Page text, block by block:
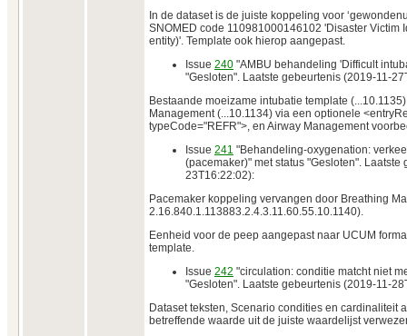
In de dataset is de juiste koppeling voor
SNOMED code 110981000146102 'Disaster Victim
entity)'. Template ook hierop aangepast.
Issue 240 "AMBU behandeling 'Difficult
"Gesloten". Laatste gebeurtenis (2019-11-
Bestaande moeizame intubatie template
Management (...10.1134) via een optionele
typeCode="REFR">, en Airway Management
Issue 241 "Behandeling-oxygenation:
(pacemaker)" met status "Gesloten". Laatste
23T16:22:02):
Pacemaker koppeling vervangen door Breathing
2.16.840.1.113883.2.4.3.11.60.55.10.1140).
Eenheid voor de peep aangepast naar UCUM
template.
Issue 242 "circulation: conditie matcht niet
"Gesloten". Laatste gebeurtenis (2019-11-
Dataset teksten, Scenario condities en cardinaliteit
betreffende waarde uit de juiste waardelijst